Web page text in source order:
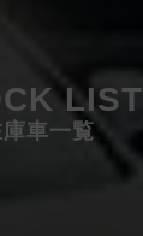
LIST
車一覧